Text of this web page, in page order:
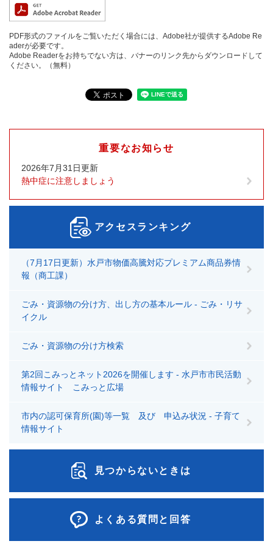
PDF形式のファイルをご覧いただく場合には、Adobe社が提供するAdobe Re
aderが必要です。
Adobe Readerをお持ちでない方は、バナーのリンク先からダウンロードして
ください。（無料）
重要なお知らせ
2026年7月31日更新
熱中症に注意しましょう
アクセスランキング
（7月17日更新）水戸市物価高騰対応プレミアム商品券情
報（商工課）
ごみ・資源物の分け方、出し方の基本ルール - ごみ・リサ
イクル
ごみ・資源物の分け方検索
第2回こみっとネット2026を開催します - 水戸市市民活動
情報サイト こみっと広場
市内の認可保育所(園)等一覧 及び 申込み状況 - 子育て
情報サイト
見つからないときは
よくある質問と回答